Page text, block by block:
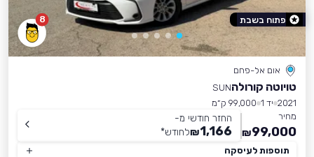
8
אום אל-פחם
טויוטה קורולהSUN
2021 יד 1
99,000 ק״מ
מחיר
99,000
₪
החזר חודשי מ-
1,166
₪לחודש*
תוספות לעיסקה
פתוח בשבת